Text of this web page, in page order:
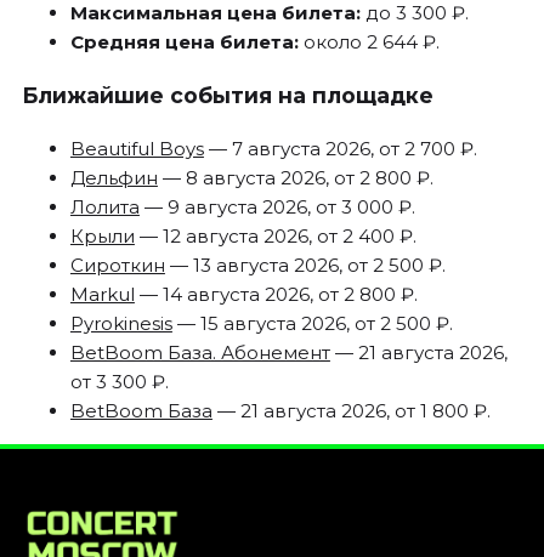
Максимальная цена билета:до 3 300 ₽.
Средняя цена билета:около 2 644 ₽.
Ближайшие события на площадке
Beautiful Boys— 7 августа 2026, от 2 700 ₽.
Дельфин — 8 августа 2026, от 2 800 ₽.
Лолита — 9 августа 2026, от 3 000 ₽.
Крыли — 12 августа 2026, от 2 400 ₽.
Сироткин — 13 августа 2026, от 2 500 ₽.
Markul — 14 августа 2026, от 2 800 ₽.
Pyrokinesis— 15 августа 2026, от 2 500 ₽.
BetBoom База. Абонемент— 21 августа 2026,
от 3 300 ₽.
BetBoom База — 21 августа 2026, от 1 800 ₽.